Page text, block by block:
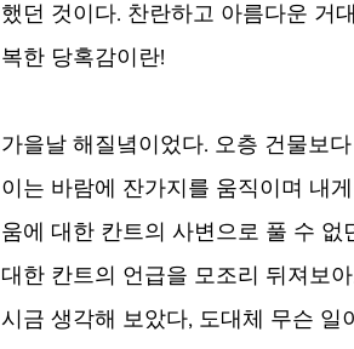
했던 것이다. 찬란하고 아름다운 거
복한 당혹감이란!
가을날 해질녘이었다. 오층 건물보
이는 바람에 잔가지를 움직이며 내
움에 대한 칸트의 사변으로 풀 수 없
대한 칸트의 언급을 모조리 뒤져보
시금 생각해 보았다, 도대체 무슨 일